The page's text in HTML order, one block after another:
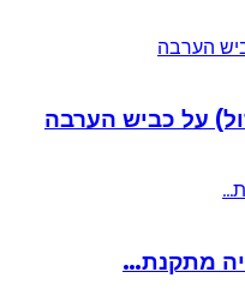
הערבה
על כביש הערבה
מתקנת…